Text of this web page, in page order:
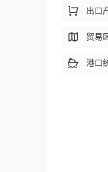
出口
贸易
港口